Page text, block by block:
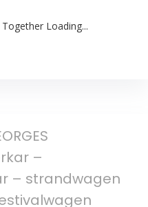
Loading...
–
– strandwagen